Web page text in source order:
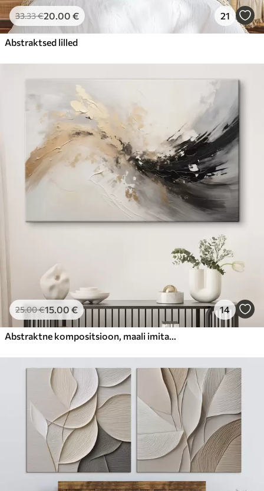
33.33€20.00 € 21
Abstraktsed lilled
25.00€15.00 € 14
Abstraktne kompositsioon, maali imitatsioon